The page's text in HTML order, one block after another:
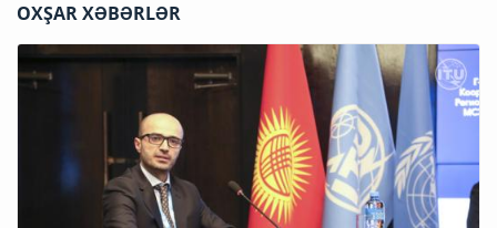
OXŞAR XƏBƏRLƏR